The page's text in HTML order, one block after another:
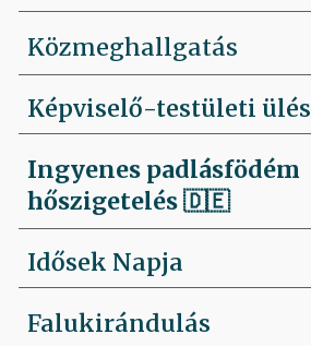
Közmeghallgatás
Képviselő-testületi ülés
Ingyenes padlásfödém
hőszigetelés🇩🇪
Idősek Napja
Falukirándulás